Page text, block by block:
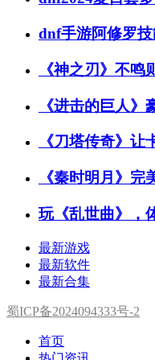
dnf手游阿修罗
《神之刃》不鸣
《进击的巨人》
《刀塔传奇》让
《秦时明月》
玩《乱世曲》，
最新游戏
最新软件
最新合集
蜀ICP备2024094333号-2
首页